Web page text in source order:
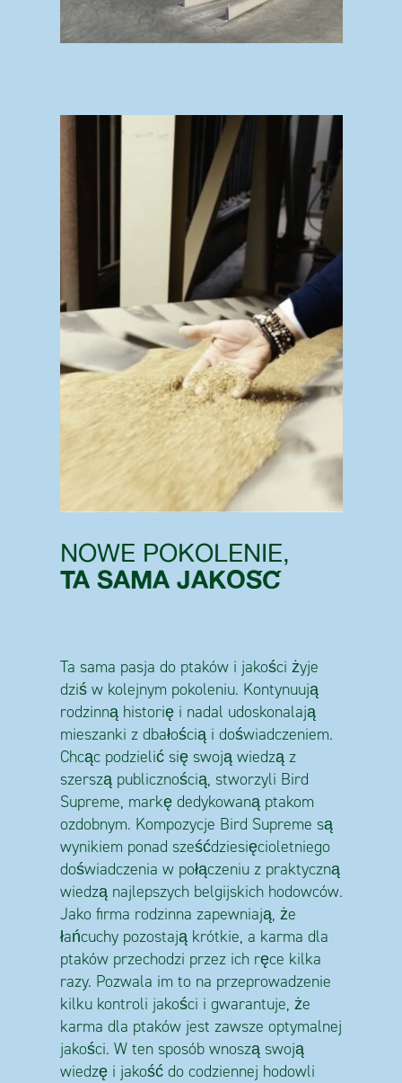
NOWE POKOLENIE,
TA SAMA JAKOŚĆ
Ta sama pasja do ptaków i jakości żyje
dziś w kolejnym pokoleniu. Kontynuują
rodzinną historię i nadal udoskonalają
mieszanki z dbałością i doświadczeniem.
Chcąc podzielić się swoją wiedzą z
szerszą publicznością, stworzyli Bird
Supreme, markę dedykowaną ptakom
ozdobnym. Kompozycje Bird Supreme są
wynikiem ponad sześćdziesięcioletniego
doświadczenia w połączeniu z praktyczną
wiedzą najlepszych belgijskich hodowców.
Jako firma rodzinna zapewniają, że
łańcuchy pozostają krótkie, a karma dla
ptaków przechodzi przez ich ręce kilka
razy. Pozwala im to na przeprowadzenie
kilku kontroli jakości i gwarantuje, że
karma dla ptaków jest zawsze optymalnej
jakości. W ten sposób wnoszą swoją
wiedzę i jakość do codziennej hodowli